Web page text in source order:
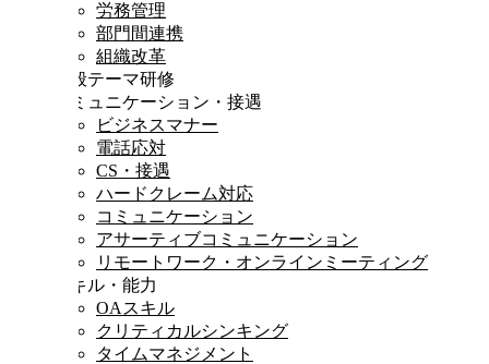
労務管理
部門間連携
組織改革
一般テーマ研修
コミュニケーション・接遇
ビジネスマナー
電話応対
CS・接遇
ハードクレーム対応
コミュニケーション
アサーティブコミュニケーション
リモートワーク・オンラインミーティング
スキル・能力
OAスキル
クリティカルシンキング
タイムマネジメント